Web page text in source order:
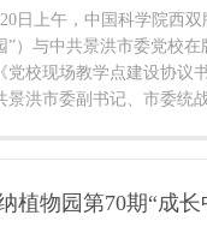
日上午，中国科学院西
”）与中共景洪市委党校
党校现场教学点建设协议
景洪市委副书记、市委统
植物园第70期“成